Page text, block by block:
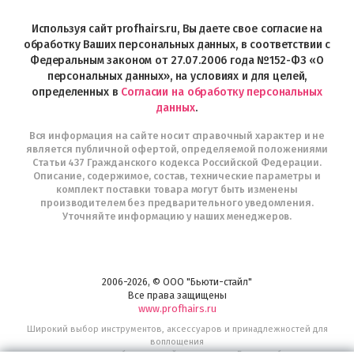
Telegram
Используя сайт profhairs.ru, Вы даете свое согласие на
обработку Ваших персональных данных, в соответствии с
Федеральным законом от 27.07.2006 года №152-ФЗ «О
персональных данных», на условиях и для целей,
определенных в Согласии на обработку персональных
данных.
Вся информация на сайте носит справочный характер и не
является публичной офертой, определяемой положениями
Статьи 437 Гражданского кодекса Российской Федерации.
Описание, содержимое, состав, технические параметры и
комплект поставки товара могут быть изменены
производителем без предварительного уведомления.
Уточняйте информацию у наших менеджеров.
2006-2026, © ООО "Бьюти-стайл"
Все права защищены
www.profhairs.ru
Широкий выбор инструментов, аксессуаров и принадлежностей для
воплощения